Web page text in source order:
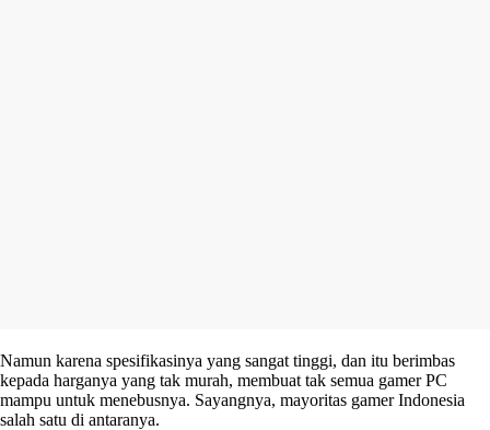
Namun karena spesifikasinya yang sangat tinggi, dan itu berimbas
kepada harganya yang tak murah, membuat tak semua gamer PC
mampu untuk menebusnya. Sayangnya, mayoritas gamer Indonesia
salah satu di antaranya.